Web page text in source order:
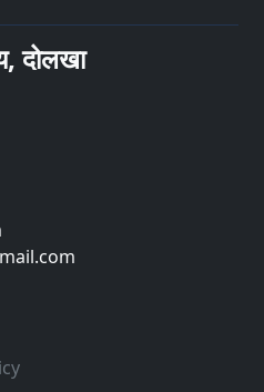
दोलखा